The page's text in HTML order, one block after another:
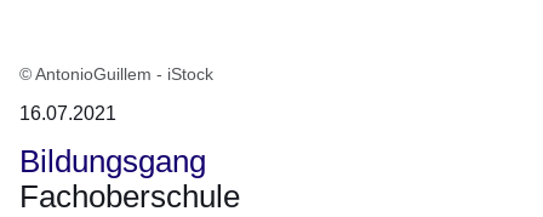
© AntonioGuillem - iStock
16.07.2021
Bildungsgang
Fachoberschule